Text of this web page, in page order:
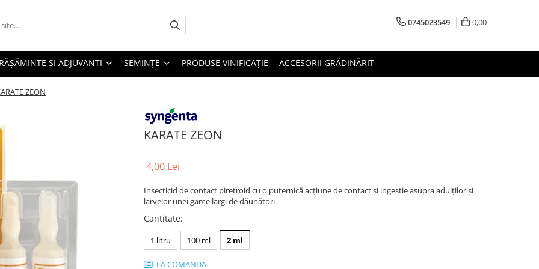
0745023549 0,00
ȘI ADJUVANȚI SEMINȚE PRODUSE VINIFICAȚIE ACCESORII GRĂDINĂRIT
ZEON
KARATE ZEON
4,00 Lei
Insecticid de contact piretroid cu o puternică acţiune de contact şi ingestie asupra adulților și
larvelor unei game largi de dăunători.
Cantitate:
1 litru 100 ml 2 ml
LA COMANDA